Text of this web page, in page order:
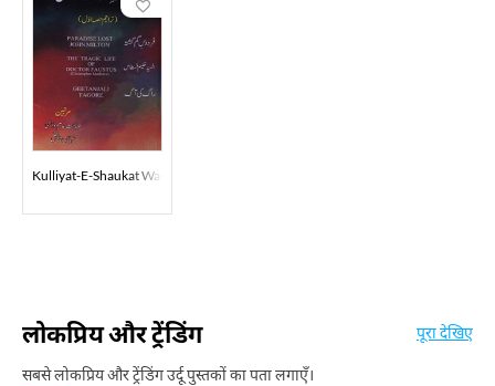
Kulliyat-E-Shaukat Wasti
लोकप्रिय और ट्रेंडिंग
सबसे लोकप्रिय और ट्रेंडिंग उर्दू पुस्तकों का पता लगाएँ।
पूरा देखिए